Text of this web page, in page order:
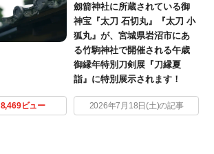
劔箭神社に所蔵されている御
神宝『太刀 石切丸』『太刀 小
狐丸』が、宮城県岩沼市にあ
る竹駒神社で開催される午歳
御縁年特別刀剣展『刀縁夏
詣』に特別展示されます！
8,469ビュー 2026年7月18日(土)の記事